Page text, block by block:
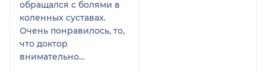
обращался с болями в
коленных суставах.
Очень понравилось, то,
что доктор
внимательно